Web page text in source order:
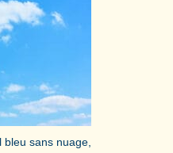
sans nuage,